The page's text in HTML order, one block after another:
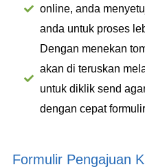
online, anda
anda untuk proses
Dengan menekan
akan di teruskan
untuk diklik send
dengan cepat
Formulir Pengajuan